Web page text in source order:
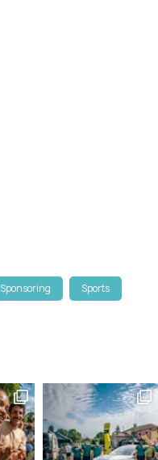
Sponsoring Sports